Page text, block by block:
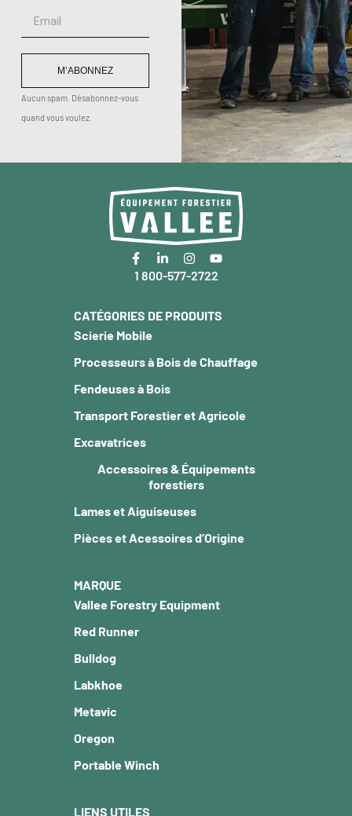
M’ABONNEZ
Aucun spam. Désabonnez-vous
quand vous voulez.
1 800-577-2722
CATÉGORIES DE PRODUITS
Scierie Mobile
Processeurs à Bois de Chauffage
Fendeuses à Bois
Transport Forestier et Agricole
Excavatrices
Accessoires & Équipements
forestiers
Lames et Aiguiseuses
Pièces et Acessoires d’Origine
MARQUE
Vallee Forestry Equipment
Red Runner
Bulldog
Labkhoe
Metavic
Oregon
Portable Winch
LIENS UTILES